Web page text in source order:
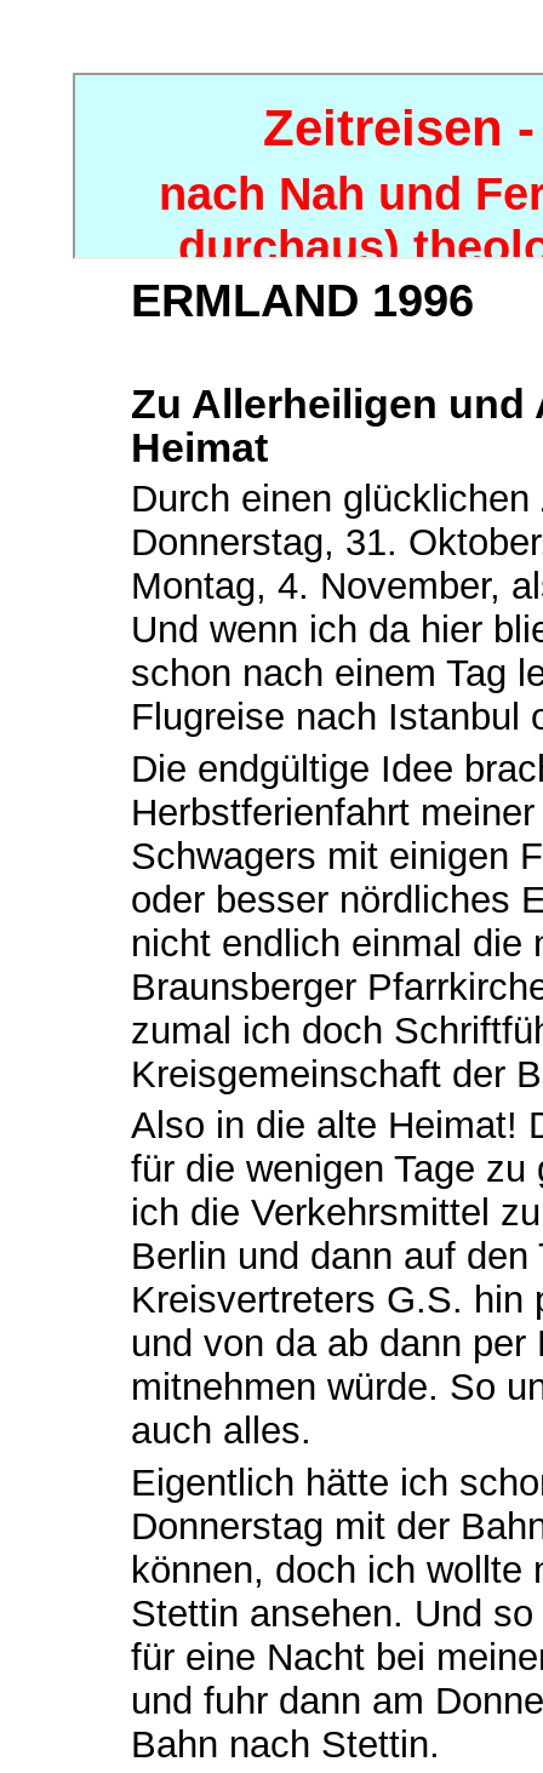
ERMLAND 1996
Zu Allerheiligen und
Heimat
Durch einen
Donnerstag, 31.
Montag, 4. November,
Und wenn ich da hier
schon nach einem Tag
Flugreise nach Istanbul
Die endgültige Idee
Herbstferienfahrt
Schwagers mit einigen
oder besser nördliches
nicht endlich einmal die
Braunsberger
zumal ich doch
Kreisgemeinschaft der
Also in die alte Heimat!
für die wenigen Tage
ich die Verkehrsmittel
Berlin und dann auf den
Kreisvertreters G.S. hin
und von da ab dann
mitnehmen würde. So
auch alles.
Eigentlich hätte ich
Donnerstag mit der
können, doch ich wollte
Stettin ansehen. Und
für eine Nacht bei
und fuhr dann am
Bahn nach Stettin.